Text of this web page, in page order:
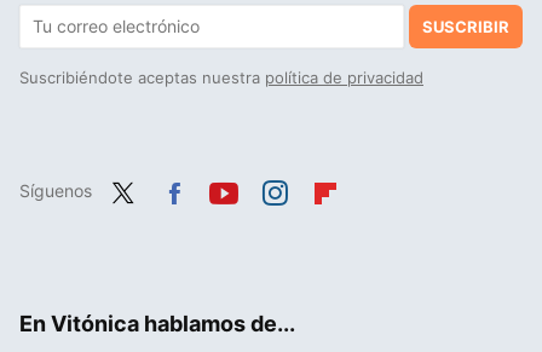
SUSCRIBIR
Suscribiéndote aceptas nuestra política de privacidad
Síguenos
En Vitónica hablamos de...